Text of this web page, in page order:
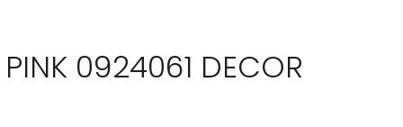
PINK 0924061 DECOR